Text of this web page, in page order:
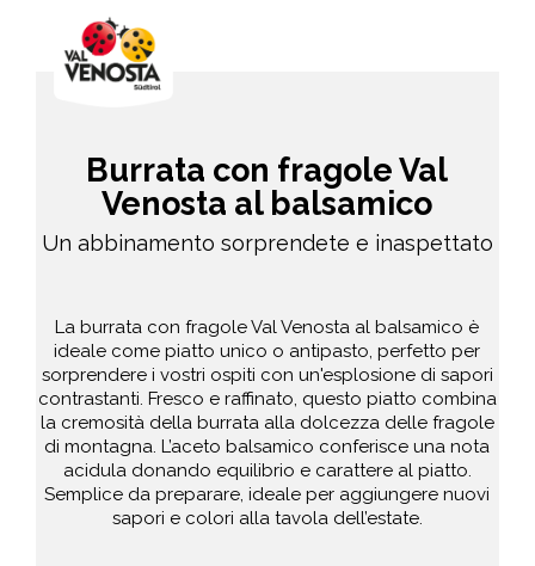
Burrata con fragole Val
Venosta al balsamico
Un abbinamento sorprendete e inaspettato
La burrata con fragole Val Venosta al balsamico è
ideale come piatto unico o antipasto, perfetto per
sorprendere i vostri ospiti con un'esplosione di sapori
contrastanti. Fresco e raffinato, questo piatto combina
la cremosità della burrata alla dolcezza delle fragole
di montagna. L’aceto balsamico conferisce una nota
acidula donando equilibrio e carattere al piatto.
Semplice da preparare, ideale per aggiungere nuovi
sapori e colori alla tavola dell’estate.